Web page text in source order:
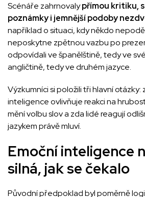
Scénáře zahrnovalypřímou kritiku,
poznámky i jemnější podoby
například o situaci, kdy někdo
neposkytne zpětnou vazbu po
odpovídali ve španělštině, tedy ve
angličtině, tedy ve druhém jazyce.
Výzkumníci si položili tři hlavní otázky:
inteligence ovlivňuje reakci na
mění volbu slov a zda lidé reagují
jazykem právě mluví.
Emoční inteligence
silná, jak se čekalo
Původní předpoklad byl poměrně